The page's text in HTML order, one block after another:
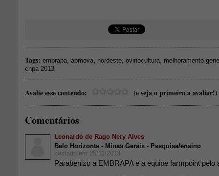
Tags: embrapa abmova nordeste ovinocultura melhoramento
cnpa 2013
Avalie esse conteúdo: (e seja o primeiro a avaliar!)
Comentários
Leonardo de Rago Nery Alves
Belo Horizonte - Minas Gerais - Pesquisa/ensino
postado em 25/11/2013
Parabenizo a EMBRAPA e a equipe farmpoint pelo